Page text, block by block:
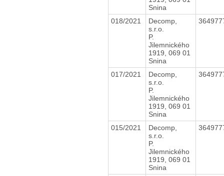
Snina
018/2021
Decomp,
s.r.o.
P.
Jilemnického
1919, 069 01
Snina
017/2021
Decomp,
s.r.o.
P.
Jilemnického
1919, 069 01
Snina
015/2021
Decomp,
s.r.o.
P.
Jilemnického
1919, 069 01
Snina